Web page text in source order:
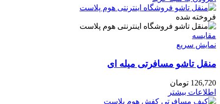
فروخته شده
مقايسه
نمایش سریع
منقل تاشو مسافرتی میله ای
126,720 تومان
اطلاعات بیشتر